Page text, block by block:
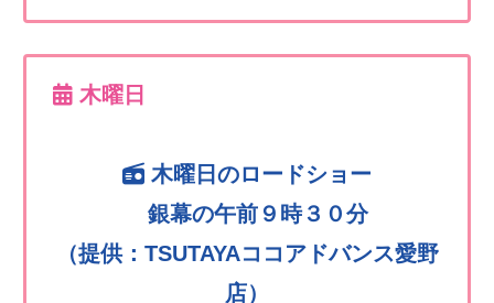
木曜日
木曜日のロードショー
銀幕の午前９時３０分
（提供：TSUTAYAココアドバンス愛野
店）